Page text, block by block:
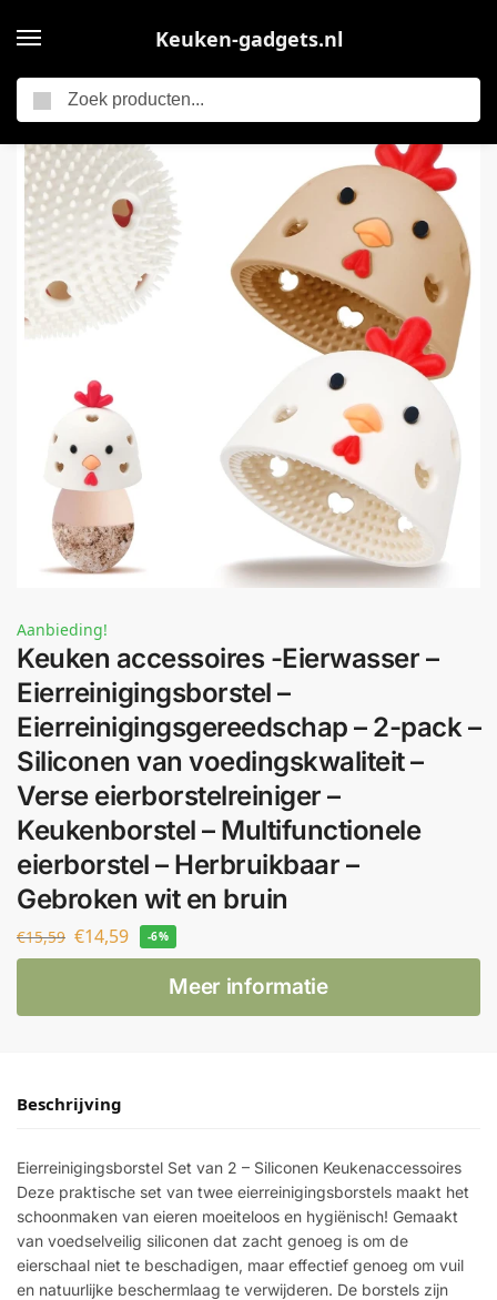
Keuken-gadgets.nl
Keuken accessoires -Eierwasser – Eierreinigingsborstel – Eierreinigingsgereedschap – 2-pack – Siliconen van voedingskwaliteit – Verse eierborstelreiniger – Keukenborstel – Multifunctionele eierborstel – Herbruikbaar – Gebroken wit en bruin
Aanbieding!
Keuken accessoires -Eierwasser –
Eierreinigingsborstel –
Eierreinigingsgereedschap – 2-pack –
Siliconen van voedingskwaliteit –
Verse eierborstelreiniger –
Keukenborstel – Multifunctionele
eierborstel – Herbruikbaar –
Gebroken wit en bruin
€15,59 €14,59 -6%
Meer informatie
Beschrijving
Eierreinigingsborstel Set van 2 – Siliconen Keukenaccessoires
Deze praktische set van twee eierreinigingsborstels maakt het
schoonmaken van eieren moeiteloos en hygiënisch! Gemaakt
van voedselveilig siliconen dat zacht genoeg is om de
eierschaal niet te beschadigen, maar effectief genoeg om vuil
en natuurlijke beschermlaag te verwijderen. De borstels zijn